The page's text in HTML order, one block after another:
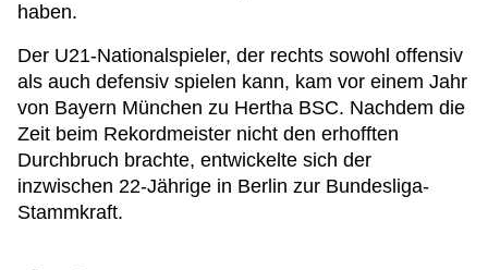
haben.
Der U21-Nationalspieler, der rechts sowohl offensiv
als auch defensiv spielen kann, kam vor einem Jahr
von Bayern München zu Hertha BSC. Nachdem die
Zeit beim Rekordmeister nicht den erhofften
Durchbruch brachte, entwickelte sich der
inzwischen 22-Jährige in Berlin zur Bundesliga-
Stammkraft.